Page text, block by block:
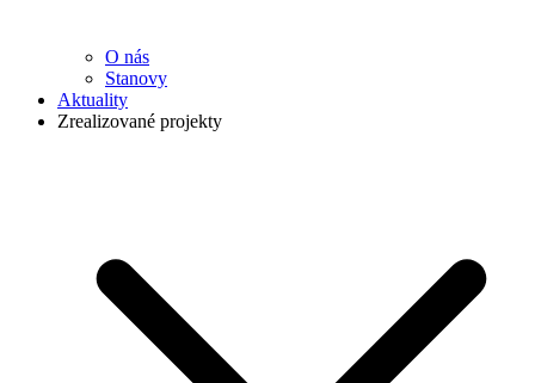
O nás
Stanovy
Aktuality
Zrealizované projekty